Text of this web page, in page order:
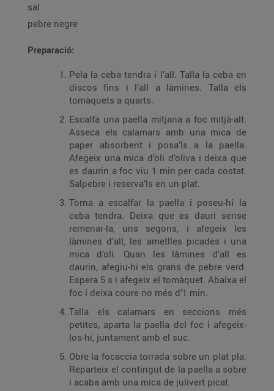
sal
pebre negre
Preparació:
Pela la ceba tendra i l’all. Talla la ceba en
discos fins i l’all a làmines. Talla els
tomàquets a quarts.
Escalfa una paella mitjana a foc mitjà-alt.
Asseca els calamars amb una mica de
paper absorbent i posa’ls a la paella.
Afegeix una mica d’oli d’oliva i deixa que
es daurin a foc viu 1 min per cada costat.
Salpebre i reserva’ls en un plat.
Torna a escalfar la paella i poseu-hi la
ceba tendra. Deixa que es dauri sense
remenar-la, uns segons, i afegeix les
làmines d’all, les ametlles picades i una
mica d’oli. Quan les làmines d’all es
daurin, afegiu-hi els grans de pebre verd.
Espera 5 s i afegeix el tomàquet. Abaixa el
foc i deixa coure no més d’1 min.
Talla els calamars en seccions més
petites, aparta la paella del foc i afegeix-
los-hi, juntament amb el suc.
Obre la focaccia torrada sobre un plat pla.
Reparteix el contingut de la paella a sobre
i acaba amb una mica de julivert picat.